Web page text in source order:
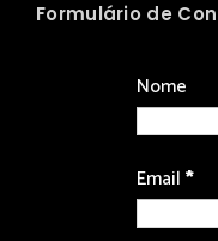
Formulário de
Nome
Email*